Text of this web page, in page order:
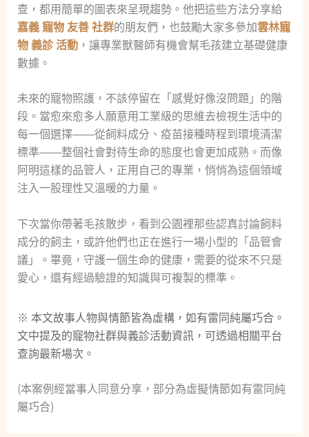
查，都用簡單的圖表來呈現趨勢。他把這些方法分享給
嘉義 寵物 友善 社群的朋友們，也鼓勵大家多參加雲林寵
物 義診 活動，讓專業獸醫師有機會幫毛孩建立基礎健康
數據。
未來的寵物照護，不該停留在「感覺好像沒問題」的階
段。當愈來愈多人願意用工業級的思維去檢視生活中的
每一個選擇——從飼料成分、疫苗接種時程到環境清潔
標準——整個社會對待生命的態度也會更加成熟。而像
阿明這樣的品管人，正用自己的專業，悄悄為這個領域
注入一股理性又溫暖的力量。
下次當你帶著毛孩散步，看到公園裡那些認真討論飼料
成分的飼主，或許他們也正在進行一場小型的「品管會
議」。畢竟，守護一個生命的健康，需要的從來不只是
愛心，還有經過驗證的知識與可複製的標準。
※ 本文故事人物與情節皆為虛構，如有雷同純屬巧合。
文中提及的寵物社群與義診活動資訊，可透過相關平台
查詢最新場次。
(本案例經當事人同意分享，部分為虛擬情節如有雷同純
屬巧合)